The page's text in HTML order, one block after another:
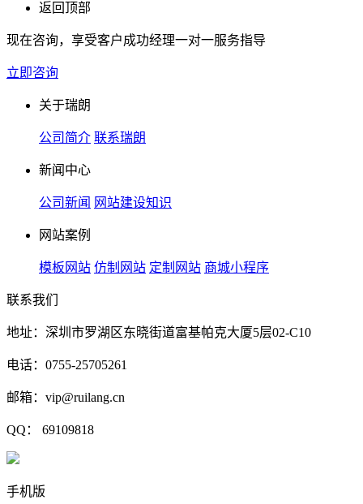
返回顶部
现在咨询，享受客户成功经理一对一服务指导
立即咨询
关于瑞朗
公司简介 联系瑞朗
新闻中心
公司新闻 网站建设知识
网站案例
模板网站 仿制网站 定制网站 商城小程序
联系我们
地址：深圳市罗湖区东晓街道富基帕克大厦5层02-C10
电话：0755-25705261
邮箱：vip@ruilang.cn
QQ： 69109818
手机版